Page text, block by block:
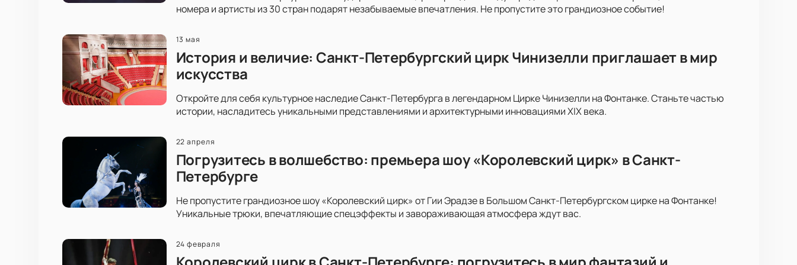
номера и артисты из 30 стран подарят незабываемые впечатления. Не пропустите это грандиозное событие!
13 мая
История и величие: Санкт-Петербургский цирк Чинизелли приглашает в мир
искусства
Откройте для себя культурное наследие Санкт-Петербурга в легендарном Цирке Чинизелли на Фонтанке. Станьте частью
истории, насладитесь уникальными представлениями и архитектурными инновациями XIX века.
22 апреля
Погрузитесь в волшебство: премьера шоу «Королевский цирк» в Санкт-
Петербурге
Не пропустите грандиозное шоу «Королевский цирк» от Гии Эрадзе в Большом Санкт-Петербургском цирке на Фонтанке!
Уникальные трюки, впечатляющие спецэффекты и завораживающая атмосфера ждут вас.
24 февраля